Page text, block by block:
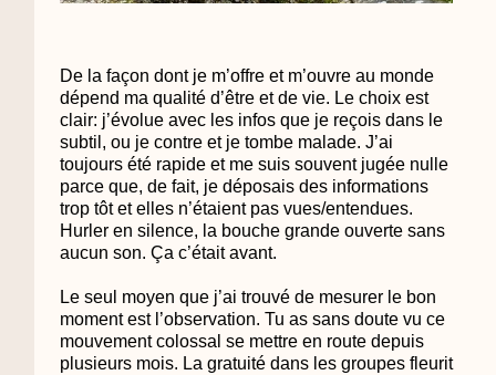
De la façon dont je m’offre et m’ouvre au monde
dépend ma qualité d’être et de vie. Le choix est
clair: j’évolue avec les infos que je reçois dans le
subtil, ou je contre et je tombe malade. J’ai
toujours été rapide et me suis souvent jugée nulle
parce que, de fait, je déposais des informations
trop tôt et elles n’étaient pas vues/entendues.
Hurler en silence, la bouche grande ouverte sans
aucun son. Ça c’était avant.
Le seul moyen que j’ai trouvé de mesurer le bon
moment est l’observation. Tu as sans doute vu ce
mouvement colossal se mettre en route depuis
plusieurs mois. La gratuité dans les groupes fleurit